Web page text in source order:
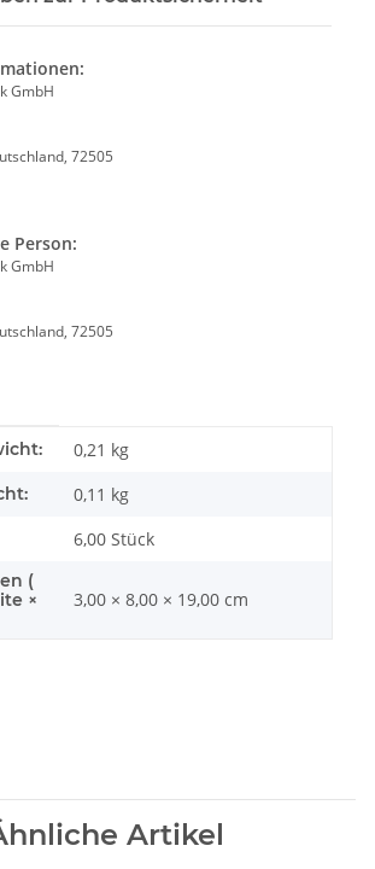
GmbH
72505
Person:
GmbH
72505
0,21 kg
0,11 kg
6,00 Stück
(
×
3,00 × 8,00 × 19,00 cm
Artikel